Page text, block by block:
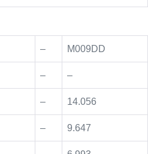
– M009DD
– –
– 14.056
– 9.647